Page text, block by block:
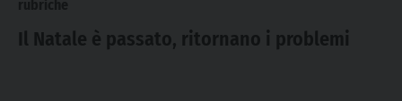
Il Natale è passato, ritornano i problemi